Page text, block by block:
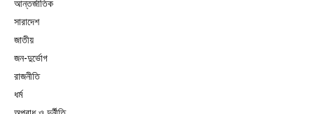
আন্তর্জাতিক
সারাদেশ
জাতীয়
জন-দুর্ভোগ
রাজনীতি
ধর্ম